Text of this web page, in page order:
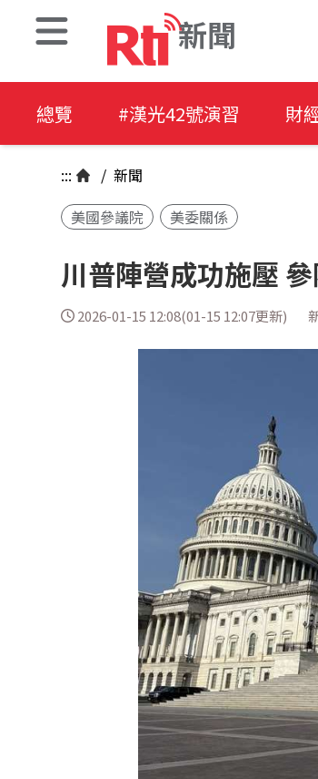
新聞
總覽 #漢光42號演習 財
::: / 新聞
美國參議院
美委關係
川普陣營成功施壓
2026-01-15 12:08(01-15 12:07更新)